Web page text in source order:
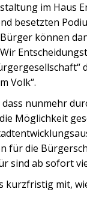
im Haus
besetzten
können
Volk“.
nunmehr
Möglichkeit
für die
sind ab sofort
kurzfristig mit,